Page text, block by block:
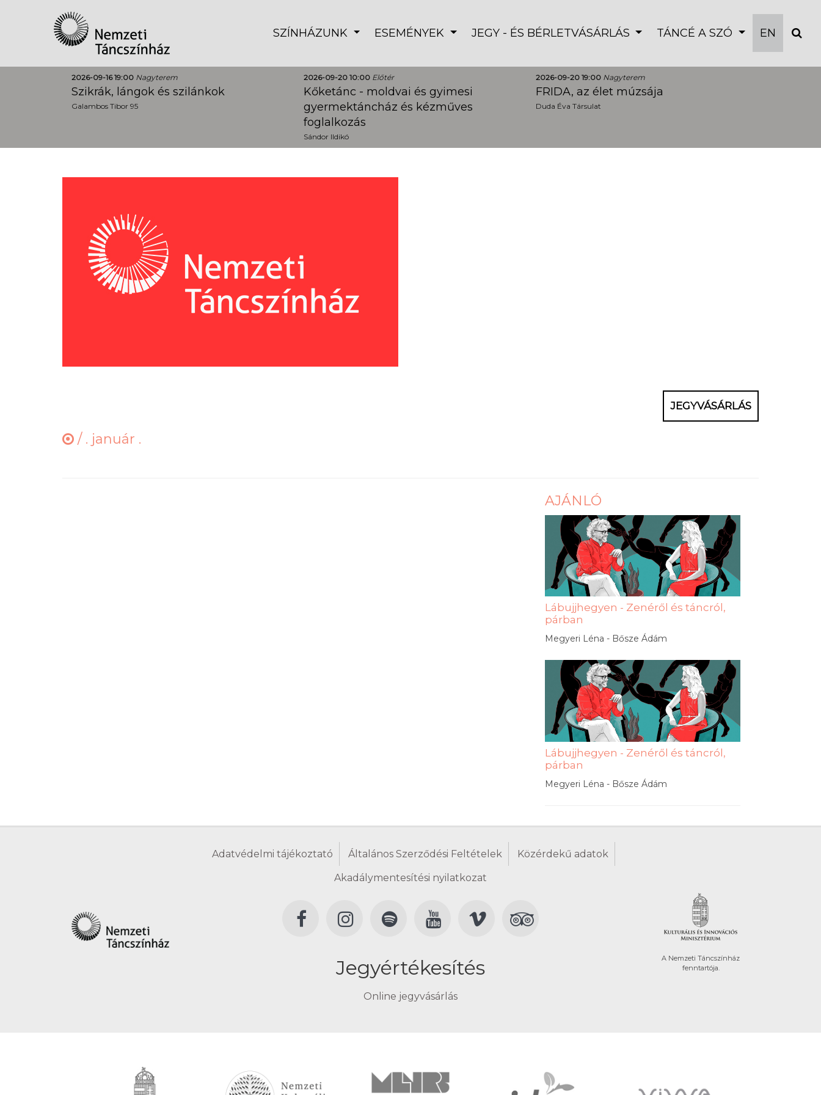
SZÍNHÁZUNK ESEMÉNYEK JEGY - ÉS BÉRLETVÁSÁRLÁS TÁNCÉ A SZÓ EN
2026-09-16 19:00 Nagyterem
Szikrák, lángok és szilánkok
Galambos Tibor 95
2026-09-20 10:00 Előtér
Kőketánc - moldvai és gyimesi
gyermektáncház és kézműves
foglalkozás
Sándor Ildikó
2026-09-20 19:00 Nagyterem
FRIDA, az élet múzsája
Duda Éva Társulat
JEGYVÁSÁRLÁS
/ . január .
AJÁNLÓ
Lábujjhegyen - Zenéről és táncról,
párban
Megyeri Léna - Bősze Ádám
Lábujjhegyen - Zenéről és táncról,
párban
Megyeri Léna - Bősze Ádám
Adatvédelmi tájékoztató Általános Szerződési Feltételek Közérdekű adatok
Akadálymentesítési nyilatkozat
Jegyértékesítés
Online jegyvásárlás
A Nemzeti Táncszínház
fenntartója.